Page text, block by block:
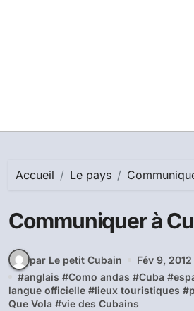
Accueil Le pays
Communiquer à
par Le petit Cubain
Fév 9, 2012
#anglais #Como andas #Cuba #
langue officielle #lieux touristiques #
Que Vola #vie des Cubains